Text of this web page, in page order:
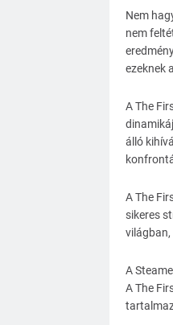
Nem
nem
ezeknek
A The
álló
A The
sikeres
világban,
A
A The